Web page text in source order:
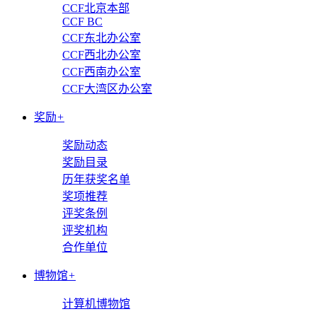
CCF北京本部
CCF BC
CCF东北办公室
CCF西北办公室
CCF西南办公室
CCF大湾区办公室
奖励+
奖励动态
奖励目录
历年获奖名单
奖项推荐
评奖条例
评奖机构
合作单位
博物馆+
计算机博物馆